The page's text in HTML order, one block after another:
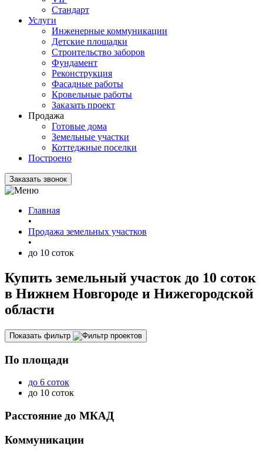
Стандарт
Услуги
Инженерные коммуникации
Детские площадки
Строительство заборов
Фундамент
Реконструкция
Фасадные работы
Кровельные работы
Заказать проект
Продажа
Готовые дома
Земельные участки
Коттеджные поселки
Построено
Заказать звонок
Главная
•
Продажа земельных участков
•
до 10 соток
Купить земельный участок до 10 соток
в Нижнем Новгороде и Нижегородской
области
Показать фильтр
По площади
до 6 соток
до 10 соток
Расстояние до МКАД
Коммуникации